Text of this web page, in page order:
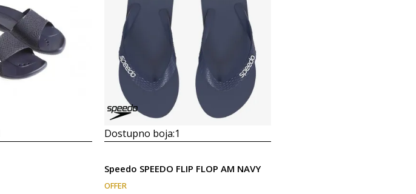
Dostupno boja:1
Speedo SPEEDO FLIP FLOP AM NAVY
OFFER